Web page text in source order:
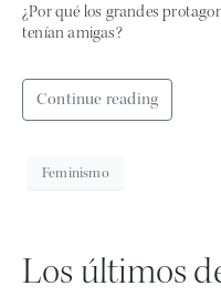
¿Por qué los grandes
tenían amigas?
Continue reading
Feminismo
Los últimos